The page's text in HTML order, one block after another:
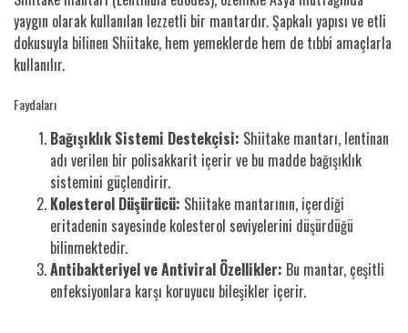
yaygın olarak kullanılan lezzetli bir mantardır. Şapkalı yapısı ve etli
dokusuyla bilinen Shiitake, hem yemeklerde hem de tıbbi amaçlarla
kullanılır.
Faydaları
Bağışıklık Sistemi Destekçisi: Shiitake mantarı, lentinan
adı verilen bir polisakkarit içerir ve bu madde bağışıklık
sistemini güçlendirir.
Kolesterol Düşürücü: Shiitake mantarının, içerdiği
eritadenin sayesinde kolesterol seviyelerini düşürdüğü
bilinmektedir.
Antibakteriyel ve Antiviral Özellikler: Bu mantar, çeşitli
enfeksiyonlara karşı koruyucu bileşikler içerir.